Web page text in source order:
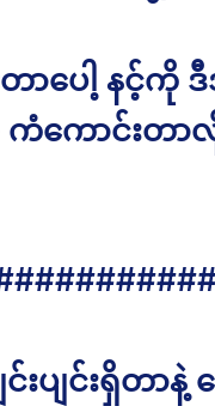
ာပေါ့ နင့်ကို
ကောင်းတာ
င်းပျင်းရှိတာ